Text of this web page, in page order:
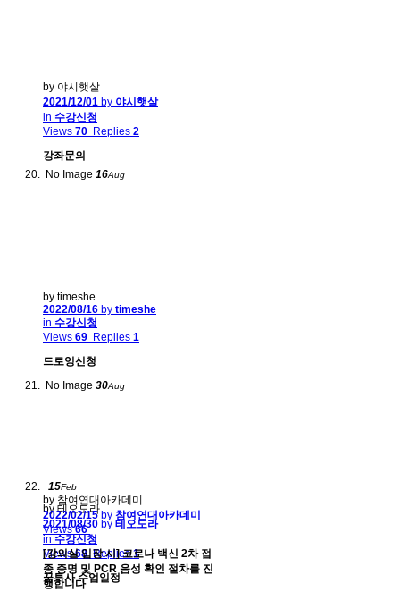
by 야시햇살
2021/12/01 by 야시햇살
in 수강신청
Views 70 Replies 2
강좌문의
No Image 16Aug
by timeshe
2022/08/16 by timeshe
in 수강신청
Views 69 Replies 1
드로잉신청
No Image 30Aug
by 테오도라
2021/08/30by테오도라
in 수강신청
Views68 Replies1
꿈투사 수업일정
15Feb
by 참여연대아카데미
2022/02/15 by 참여연대아카데미
Views66
[강의실 입장 시] 코로나 백신 2차 접
종 증명 및 PCR 음성 확인 절차를 진
행합니다